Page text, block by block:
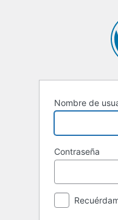
Nombre de
Contraseña